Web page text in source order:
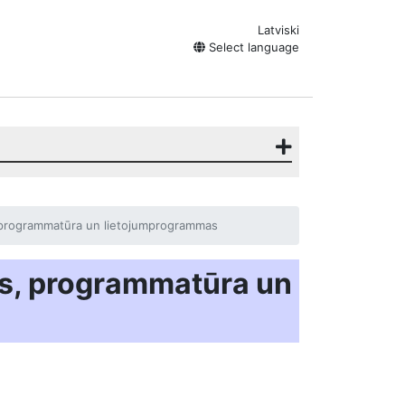
Latviski
Select language
un lietojumprogrammas
programmatūra un